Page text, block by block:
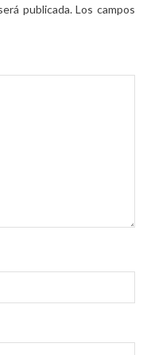
publicada. Los campos